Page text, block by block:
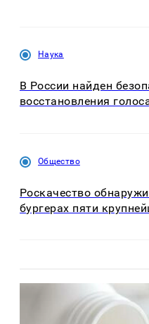
Наука
В России найден
восстановления
Общество
Роскачество
бургерах пяти